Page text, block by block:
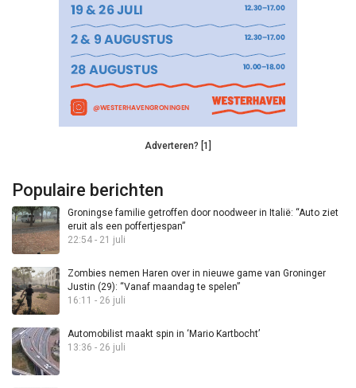
Adverteren? [1]
Populaire berichten
Groningse familie getroffen door noodweer in Italië: “Auto ziet
eruit als een poffertjespan”
22:54 - 21 juli
Zombies nemen Haren over in nieuwe game van Groninger
Justin (29): “Vanaf maandag te spelen”
16:11 - 26 juli
Automobilist maakt spin in ‘Mario Kartbocht’
13:36 - 26 juli